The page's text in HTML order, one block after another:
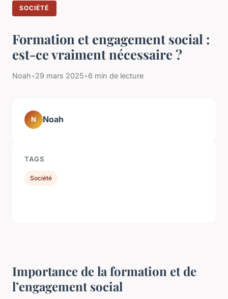
SOCIÉTÉ
Formation et engagement social :
est-ce vraiment nécessaire ?
Noah•29 mars 2025•6 min de lecture
Importance de la formation et de
l’engagement social
N Noah
TAGS
Société